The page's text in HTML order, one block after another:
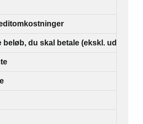
beløb, du skal betale (ekskl. udb.)